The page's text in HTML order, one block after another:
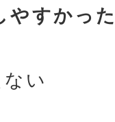
やすかっ
い